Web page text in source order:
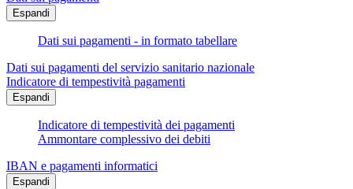
Espandi
Dati sui pagamenti - in formato tabellare
Dati sui pagamenti del servizio sanitario nazionale
Indicatore di tempestività pagamenti
Espandi
Indicatore di tempestività dei pagamenti
Ammontare complessivo dei debiti
IBAN e pagamenti informatici
Espandi